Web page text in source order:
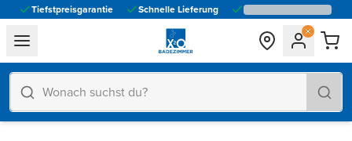
Tiefstpreisgarantie Schnelle Lieferung
general.navigation.toggle_menu.label